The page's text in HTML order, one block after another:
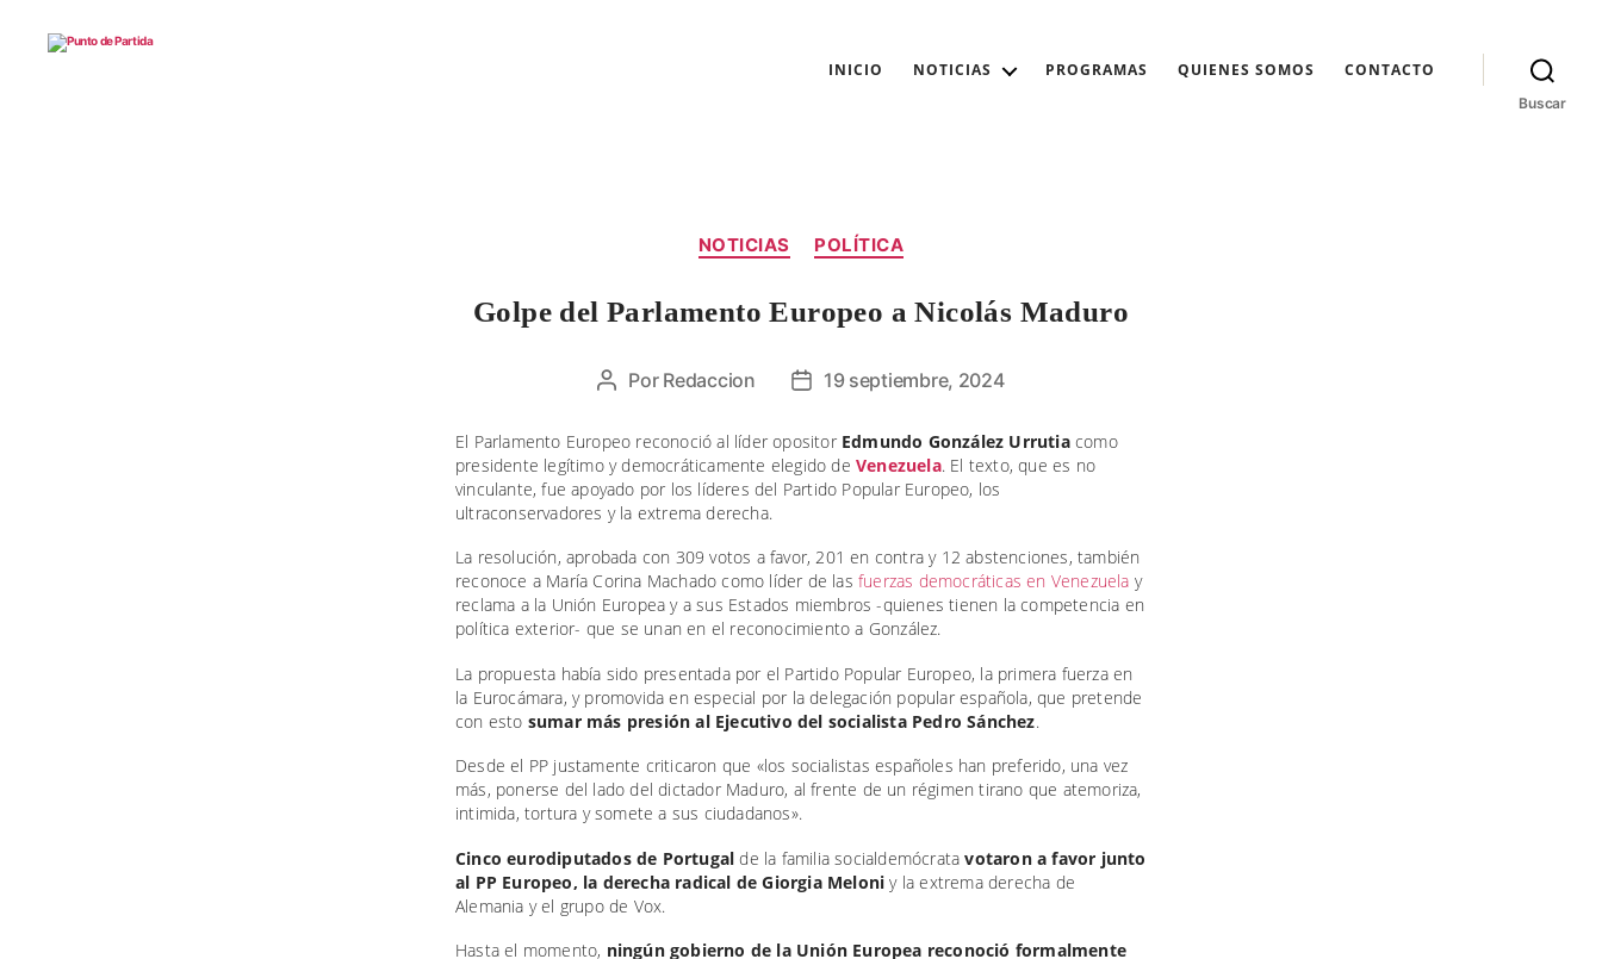
INICIO NOTICIAS PROGRAMAS QUIENES SOMOS CONTACTO
Buscar
NOTICIAS POLÍTICA
Golpe del Parlamento Europeo a Nicolás Maduro
Autor
la
entrada
Por Redaccion
Fecha
la
entrada
19 septiembre, 2024
El Parlamento Europeo reconoció al líder opositor Edmundo González Urrutia como
presidente legítimo y democráticamente elegido deVenezuela. El texto, que es no
vinculante, fue apoyado por los líderes del Partido Popular Europeo, los
ultraconservadores y la extrema derecha.
La resolución, aprobada con 309 votos a favor, 201 en contra y 12 abstenciones, también
reconoce a María Corina Machado como líder de lasfuerzas democráticas en Venezuela y
reclama a la Unión Europea y a sus Estados miembros -quienes tienen la competencia en
política exterior- que se unan en el reconocimiento a González.
La propuesta había sido presentada por el Partido Popular Europeo, la primera fuerza en
la Eurocámara, y promovida en especial por la delegación popular española, que pretende
con esto sumar más presión al Ejecutivo del socialista Pedro Sánchez.
Desde el PP justamente criticaron que «los socialistas españoles han preferido, una vez
más, ponerse del lado del dictador Maduro, al frente de un régimen tirano que atemoriza,
intimida, tortura y somete a sus ciudadanos».
Cinco eurodiputados de Portugalde la familia socialdemócratavotaron a favor junto
al PP Europeo, la derecha radical de Giorgia Meloniy la extrema derecha de
Alemania y el grupo de Vox.
Hasta el momento, ningún gobierno de la Unión Europea reconoció formalmente